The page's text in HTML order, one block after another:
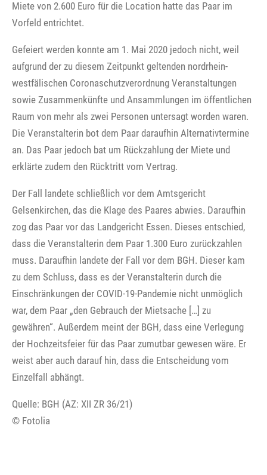
Miete von 2.600 Euro für die Location hatte das Paar im
Vorfeld entrichtet.
Gefeiert werden konnte am 1. Mai 2020 jedoch nicht, weil
aufgrund der zu diesem Zeitpunkt geltenden nordrhein-
westfälischen Coronaschutzverordnung Veranstaltungen
sowie Zusammenkünfte und Ansammlungen im öffentlichen
Raum von mehr als zwei Personen untersagt worden waren.
Die Veranstalterin bot dem Paar daraufhin Alternativtermine
an. Das Paar jedoch bat um Rückzahlung der Miete und
erklärte zudem den Rücktritt vom Vertrag.
Der Fall landete schließlich vor dem Amtsgericht
Gelsenkirchen, das die Klage des Paares abwies. Daraufhin
zog das Paar vor das Landgericht Essen. Dieses entschied,
dass die Veranstalterin dem Paar 1.300 Euro zurückzahlen
muss. Daraufhin landete der Fall vor dem BGH. Dieser kam
zu dem Schluss, dass es der Veranstalterin durch die
Einschränkungen der COVID-19-Pandemie nicht unmöglich
war, dem Paar „den Gebrauch der Mietsache […] zu
gewähren“. Außerdem meint der BGH, dass eine Verlegung
der Hochzeitsfeier für das Paar zumutbar gewesen wäre. Er
weist aber auch darauf hin, dass die Entscheidung vom
Einzelfall abhängt.
Quelle: BGH (AZ: XII ZR 36/21)
© Fotolia